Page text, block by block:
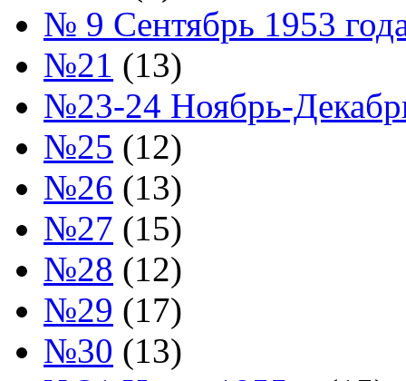
№ 9 Сентябрь 1953
№21 (13)
№23-24 Ноябрь-
№25 (12)
№26 (13)
№27 (15)
№28 (12)
№29 (17)
№30 (13)